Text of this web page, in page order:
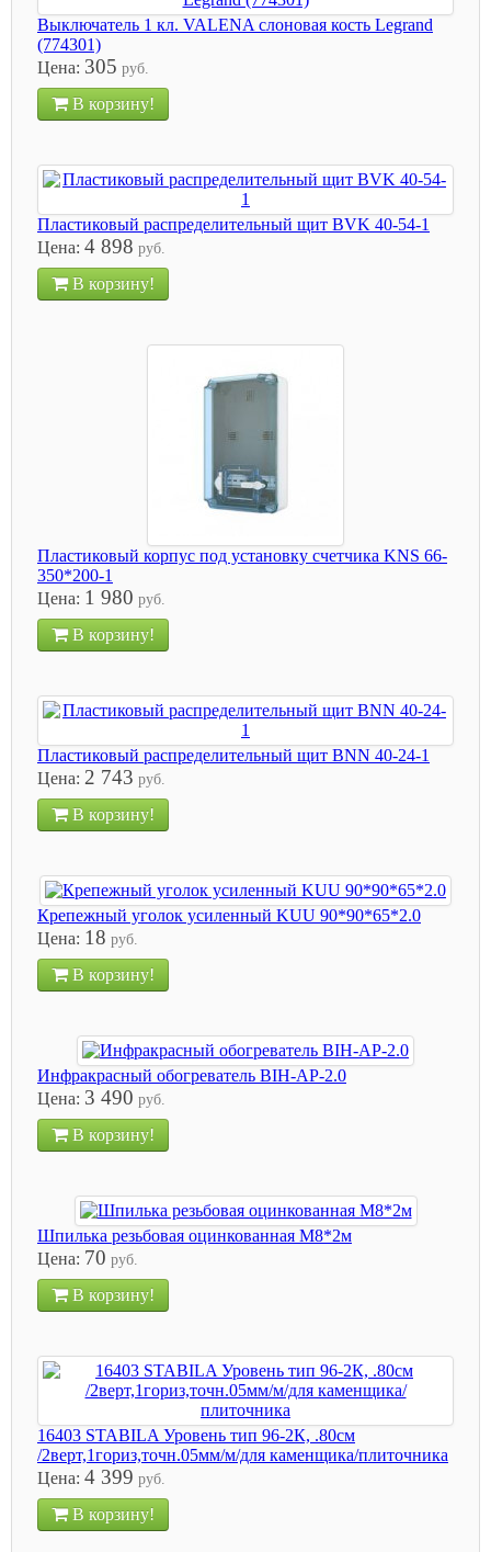
Выключатель 1 кл. VALENA слоновая кость Legrand
(774301)
Цена: 305 руб.
В корзину!
Пластиковый распределительный щит BVK 40-54-1
Цена: 4 898 руб.
В корзину!
Пластиковый корпус под установку счетчика KNS 66-
350*200-1
Цена: 1 980 руб.
В корзину!
Пластиковый распределительный щит BNN 40-24-1
Цена: 2 743 руб.
В корзину!
Крепежный уголок усиленный KUU 90*90*65*2.0
Цена: 18 руб.
В корзину!
Инфракрасный обогреватель BIH-AP-2.0
Цена: 3 490 руб.
В корзину!
Шпилька резьбовая оцинкованная М8*2м
Цена: 70 руб.
В корзину!
16403 STABILA Уровень тип 96-2К, .80см
/2верт,1гориз,точн.05мм/м/для каменщика/плиточника
Цена: 4 399 руб.
В корзину!